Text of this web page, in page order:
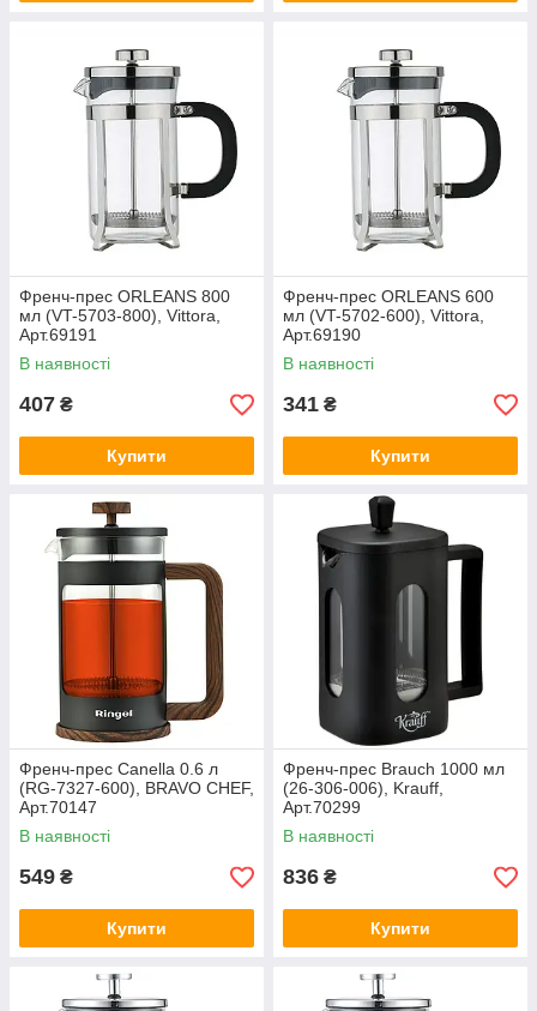
Френч-прес ORLEANS 800
мл (VT-5703-800), Vittora,
Арт.69191
В наявності
407 ₴
Купити
Френч-прес ORLEANS 600
мл (VT-5702-600), Vittora,
Арт.69190
В наявності
341 ₴
Купити
Френч-прес Canella 0.6 л
(RG-7327-600), BRAVO CHEF,
Арт.70147
В наявності
549 ₴
Купити
Френч-прес Brauch 1000 мл
(26-306-006), Krauff,
Арт.70299
В наявності
836 ₴
Купити